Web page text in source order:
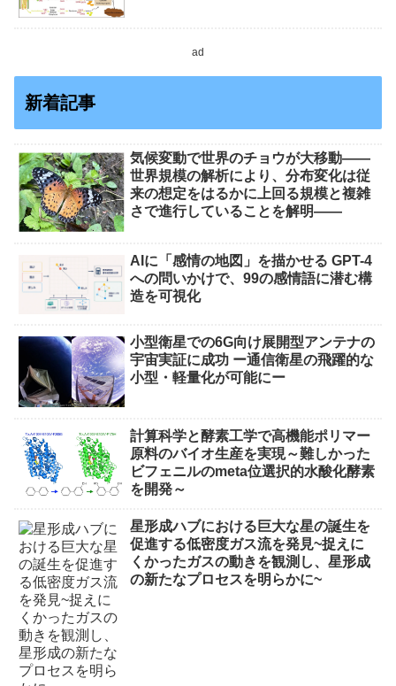
ad
新着記事
気候変動で世界のチョウが大移動――
世界規模の解析により、分布変化は従
来の想定をはるかに上回る規模と複雑
さで進行していることを解明――
AIに「感情の地図」を描かせる GPT-4
への問いかけで、99の感情語に潜む構
造を可視化
小型衛星での6G向け展開型アンテナの
宇宙実証に成功 ー通信衛星の飛躍的な
小型・軽量化が可能にー
計算科学と酵素工学で高機能ポリマー
原料のバイオ生産を実現～難しかった
ビフェニルのmeta位選択的水酸化酵素
を開発～
星形成ハブにおける巨大な星の誕生を
促進する低密度ガス流を発見~捉えに
くかったガスの動きを観測し、星形成
の新たなプロセスを明らかに~